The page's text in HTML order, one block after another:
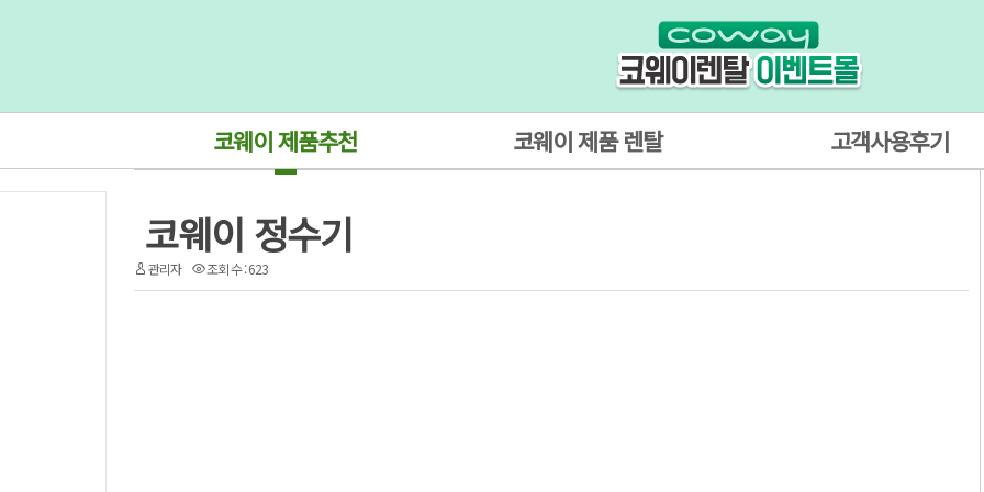
코웨이 제품추천 코웨이 제품 렌탈 고객사용후기
코웨이 정수기
관리자 조회 수 : 623